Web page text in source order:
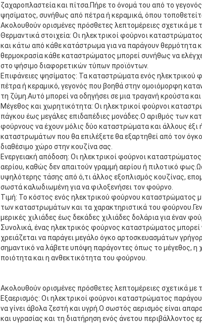
ζαχαροπλαστεία και πίτσα.Πήρε το όνομά του από το
ψησίματος, συνήθως από πέτρα ή κεραμικά, όπου
Ακολουθούν ορισμένες πρόσθετες λεπτομέρειες σχετικά
Θερμαντικά στοιχεία: Οι ηλεκτρικοί φούρνοι
και κάτω από κάθε κατάστρωμα για να παράγουν θερμότητα
θερμοκρασία κάθε καταστρώματος μπορεί συνήθως να
στο ψήσιμο διαφορετικών τύπων προϊόντων.
Επιφάνειες ψησίματος: Τα καταστρώματα ενός
πέτρα ή κεραμικό, γεγονός που βοηθά στην ομοιόμορφη
τη ζύμη.Αυτό μπορεί να οδηγήσει σε μια τραγανή κρούστα
Μέγεθος και χωρητικότητα: Οι ηλεκτρικοί φούρνοι
πάγκου έως μεγάλες επιδαπέδιες μονάδες.Ο αριθμός των
φούρνους να έχουν μόλις δύο καταστρώματα και άλλους έξι
καταστρωμάτων που θα επιλέξετε θα εξαρτηθεί από τον
διαθέσιμο χώρο στην κουζίνα σας.
Ενεργειακή απόδοση: Οι ηλεκτρικοί φούρνοι
αερίου, καθώς δεν απαιτούν γραμμή αερίου ή πιλοτικό
υψηλότερης τάσης από ό,τι άλλος εξοπλισμός κουζίνας,
σωστά καλωδιωμένη για να φιλοξενήσει τον φούρνο.
Τιμή: Το κόστος ενός ηλεκτρικού φούρνου καταστρώματος
των καταστρωμάτων και τα χαρακτηριστικά του
μερικές χιλιάδες έως δεκάδες χιλιάδες δολάρια για έναν
Συνολικά, ένας ηλεκτρικός φούρνος καταστρώματος μπορεί
χρειάζεται να παράγει μεγάλο όγκο αρτοσκευασμάτων
σημαντικό να λάβετε υπόψη παράγοντες όπως το μέγεθος, η
ποιότητα και η ανθεκτικότητα του φούρνου.
Ακολουθούν ορισμένες πρόσθετες λεπτομέρειες σχετικά
Εξαερισμός: Οι ηλεκτρικοί φούρνοι καταστρώματος
να γίνει άβολα ζεστή και υγρή.Ο σωστός αερισμός είναι
και υγρασίας και τη διατήρηση ενός άνετου περιβάλλοντος